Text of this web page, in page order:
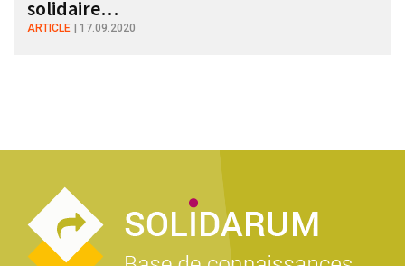
solidaire…
ARTICLE 17.09.2020